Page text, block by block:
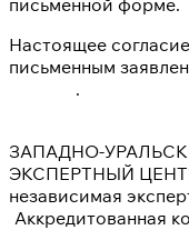
Настоящее
письменным
.
ЗАПАДНО-
ЭКСПЕРТНЫЙ
независимая
Аккредитованная